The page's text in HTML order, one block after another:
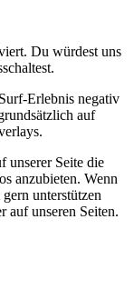
Du würdest uns
Erlebnis negativ
auf
unserer Seite die
anzubieten. Wenn
unterstützen
auf unseren Seiten.